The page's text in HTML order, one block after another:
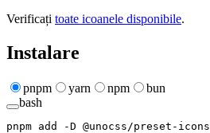
Verificați toate icoanele disponibile.
Instalare
pnpm yarn npm
bun
bash
pnpm add -D @unocss/preset-icons